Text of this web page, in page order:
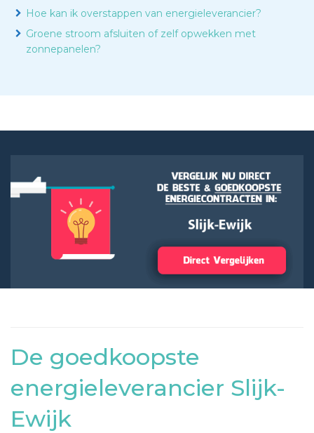
Hoe kan ik overstappen van energieleverancier?
Groene stroom afsluiten of zelf opwekken met
zonnepanelen?
De goedkoopste
energieleverancier Slijk-
Ewijk